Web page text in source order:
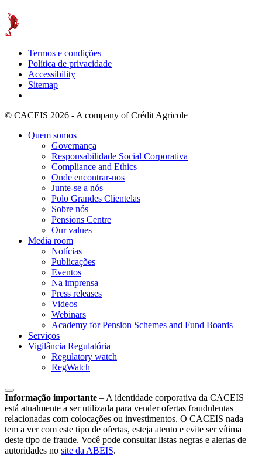
Termos e condições
Política de privacidade
Accessibility
Sitemap
© CACEIS 2026 - A company of Crédit Agricole
Quem somos
Governança
Responsabilidade Social Corporativa
Compliance and Ethics
Onde encontrar-nos
Junte-se a nós
Polo Grandes Clientelas
Sobre nós
Pensions Centre
Our values
Media room
Notícias
Publicações
Eventos
Na imprensa
Press releases
Videos
Webinars
Academy for Pension Schemes and Fund Boards
Serviços
Vigilância Regulatória
Regulatory watch
RegWatch
Informação importante – A identidade corporativa da CACEIS
está atualmente a ser utilizada para vender ofertas fraudulentas
relacionadas com colocações ou investimentos. O CACEIS nada
tem a ver com este tipo de ofertas, esteja atento e evite ser vítima
deste tipo de fraude. Você pode consultar listas negras e alertas de
autoridades no site da ABEIS.